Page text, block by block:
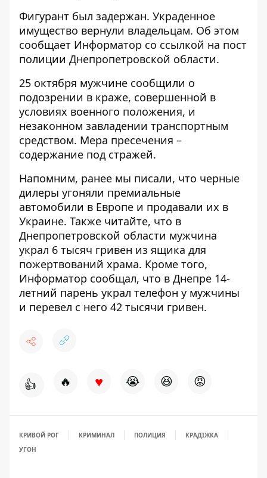
Фигурант был задержан. Украденное
имущество вернули владельцам. Об этом
сообщает Информатор со ссылкой на пост
полиции Днепропетровской области.
25 октября мужчине сообщили о
подозрении в краже, совершенной в
условиях военного положения, и
незаконном завладении транспортным
средством. Мера пресечения –
содержание под стражей.
Напомним, ранее мы писали, что черные
дилеры угоняли премиальные
автомобили в Европе и продавали их в
Украине. Также читайте, что в
Днепропетровской области мужчина
украл 6 тысяч гривен из ящика для
пожертвований храма. Кроме того,
Информатор сообщал, что в Днепре 14-
летний парень украл телефон у мужчины
и перевел с него 42 тысячи гривен.
👍 🔥 ♥ 😭 😆 😡
КРИВОЙ РОГ КРИМИНАЛ ПОЛИЦИЯ
КРАДІЖКА
УГОН